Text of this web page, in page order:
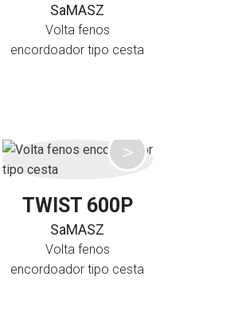
SaMASZ
Volta fenos
encordoador tipo cesta
TWIST 600P
SaMASZ
Volta fenos
encordoador tipo cesta